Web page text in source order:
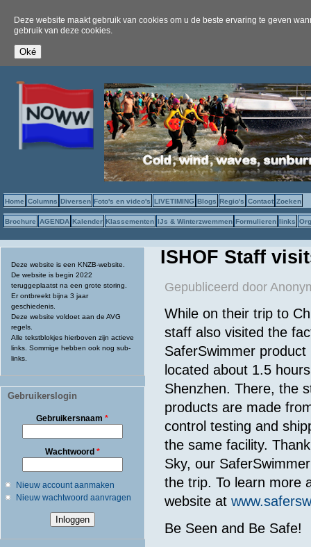
Deze website maakt gebruik van cookies om u de beste ervaring te geven
gebruik van deze cookies.
Home Columns Diversen Foto's en video's LIVETIMING Blogs Regio's Contact Zoeken
Brochure AGENDA Kalender Klassementen IJs & Winterzwemmen Formulieren links
Deze website is een KNZB-website.
De website is begin 2022
teruggeplaatst na een grote storing.
Er ontbreekt bijna 3 jaar
geschiedenis.
Deze website voldoet aan de AVG
regels.
Alle tekstblokjes hierboven zijn actieve
links. Sommige hebben ook nog sub-
links.
Gebruikerslogin
Gebruikersnaam*
Wachtwoord *
Nieuw account aanmaken
Nieuw wachtwoord aanvragen
ISHOF Staff
Gepubliceerd door
While on their trip to
staff also visited the
SaferSwimmer
located about 1.5
Shenzhen. There, the
products are made
control testing and
the same facility.
Sky, our
the trip. To learn more
website at
Be Seen and Be Safe!